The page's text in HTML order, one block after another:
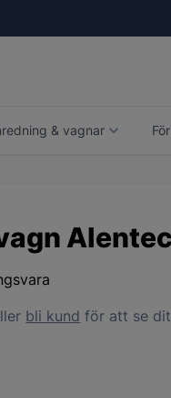
& vagnar
bli kund för att se